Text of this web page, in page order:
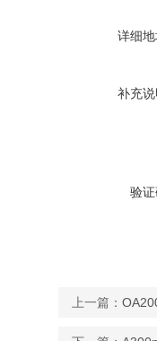
详细地
补充说
验证
上一篇：